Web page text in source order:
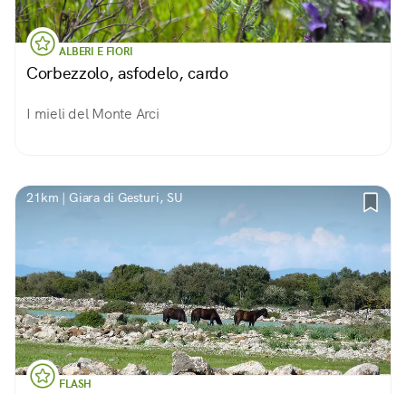
ALBERI E FIORI
Corbezzolo, asfodelo, cardo
I mieli del Monte Arci
21km | Giara di Gesturi, SU
FLASH